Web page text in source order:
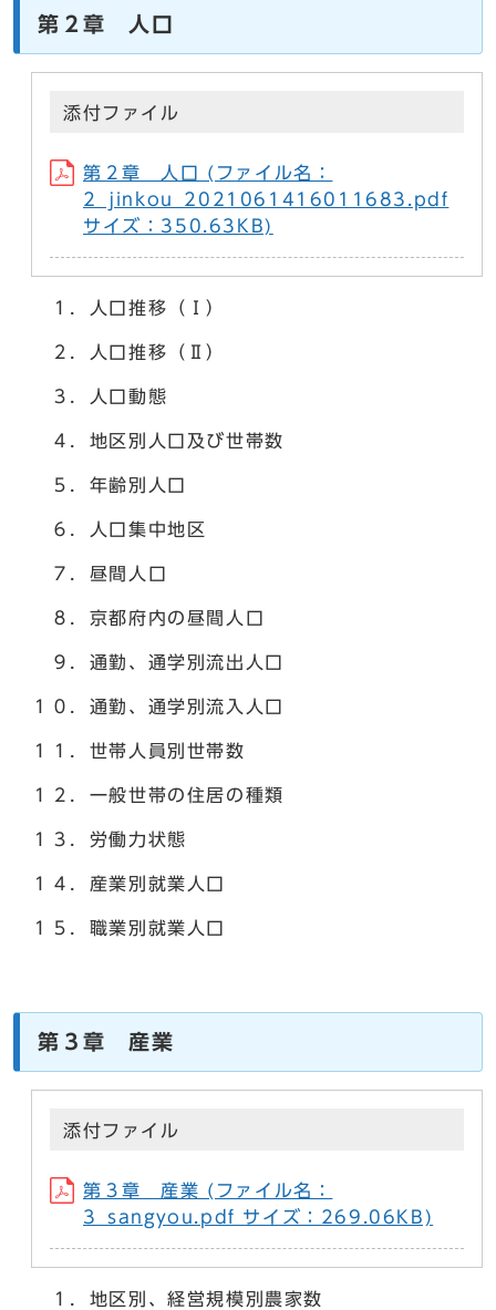
第２章 人口
添付ファイル
第２章 人口 (ファイル名：
2_jinkou_2021061416011683.pdf
サイズ：350.63KB)
１．人口推移（Ⅰ）
２．人口推移（Ⅱ）
３．人口動態
４．地区別人口及び世帯数
５．年齢別人口
６．人口集中地区
７．昼間人口
８．京都府内の昼間人口
９．通勤、通学別流出人口
１０．通勤、通学別流入人口
１１．世帯人員別世帯数
１２．一般世帯の住居の種類
１３．労働力状態
１４．産業別就業人口
１５．職業別就業人口
第３章 産業
添付ファイル
第３章 産業 (ファイル名：
3_sangyou.pdf サイズ：269.06KB)
１．地区別、経営規模別農家数